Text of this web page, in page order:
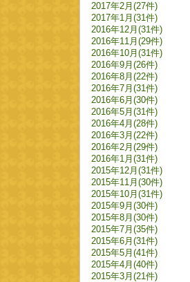
2017年2月(27件)
2017年1月(31件)
2016年12月(31件)
2016年11月(29件)
2016年10月(31件)
2016年9月(26件)
2016年8月(22件)
2016年7月(31件)
2016年6月(30件)
2016年5月(31件)
2016年4月(28件)
2016年3月(22件)
2016年2月(29件)
2016年1月(31件)
2015年12月(31件)
2015年11月(30件)
2015年10月(31件)
2015年9月(30件)
2015年8月(30件)
2015年7月(35件)
2015年6月(31件)
2015年5月(41件)
2015年4月(40件)
2015年3月(21件)